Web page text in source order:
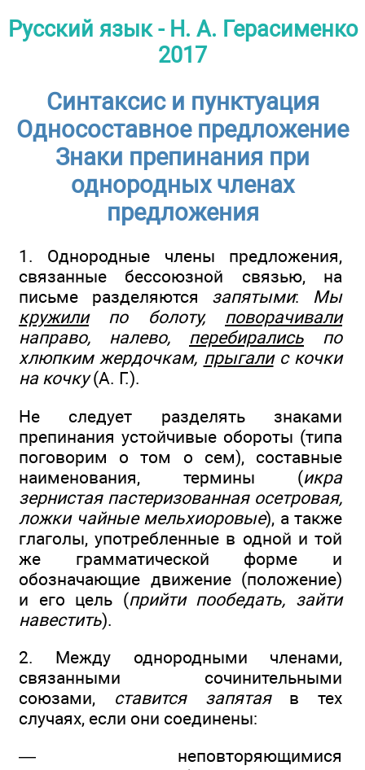
Русский язык - Н. А. Герасименко
2017
Синтаксис и пунктуация
Односоставное предложение
Знаки препинания при
однородных членах
предложения
1. Однородные члены предложения,
связанные бессоюзной связью, на
письме разделяются запятыми: Мы
кружилипо болоту, поворачивали
направо, налево, перебирались по
хлюпким жердочкам, прыгалис кочки
на кочку(А. Г.).
Не следует разделять знаками
препинания устойчивые обороты (типа
поговорим о том о сем), составные
наименования, термины (икра
зернистая пастеризованная осетровая,
ложки чайные мельхиоровые), а также
глаголы, употребленные в одной и той
же грамматической форме и
обозначающие движение (положение)
и его цель (прийти пообедать, зайти
навестить).
2. Между однородными членами,
связанными сочинительными
союзами, ставится запятаяв тех
случаях, если они соединены:
— неповторяющимися